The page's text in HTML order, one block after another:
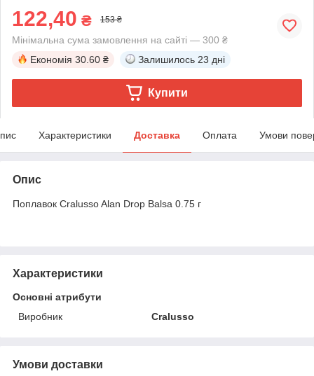
122,40 ₴ 153 ₴
Мінімальна сума замовлення на сайті — 300 ₴
Економія 30.60 ₴ Залишилось 23 дні
Купити
Характеристики Доставка Оплата Умови
Опис
Поплавок Cralusso Alan Drop Balsa 0.75 г
Характеристики
Основні атрибути
Виробник
Cralusso
Умови доставки